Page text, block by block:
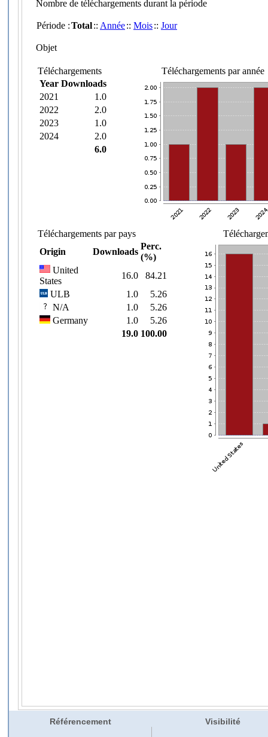
Référencement Visibilité